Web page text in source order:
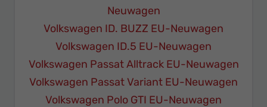
Neuwagen
Volkswagen ID. BUZZ EU-Neuwagen
Volkswagen ID.5 EU-Neuwagen
Volkswagen Passat Alltrack EU-Neuwagen
Volkswagen Passat Variant EU-Neuwagen
Volkswagen Polo GTI EU-Neuwagen